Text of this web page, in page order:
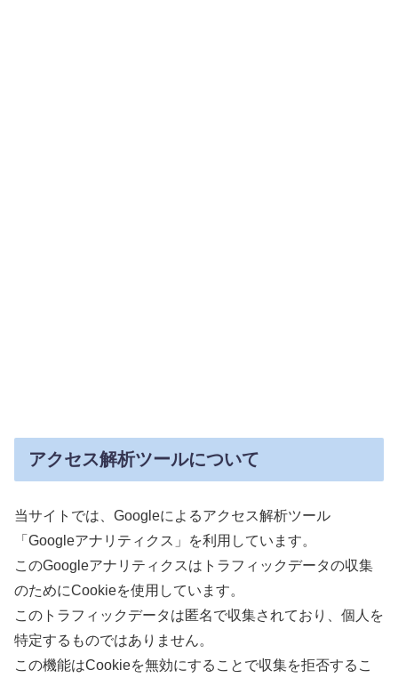
アクセス解析ツールについて
当サイトでは、Googleによるアクセス解析ツール
「Googleアナリティクス」を利用しています。
このGoogleアナリティクスはトラフィックデータの収集
のためにCookieを使用しています。
このトラフィックデータは匿名で収集されており、個人を
特定するものではありません。
この機能はCookieを無効にすることで収集を拒否するこ